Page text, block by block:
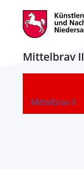
Mittelbrav II
Mittelbrav II